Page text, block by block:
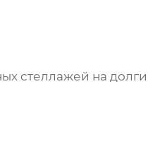
стеллажей на